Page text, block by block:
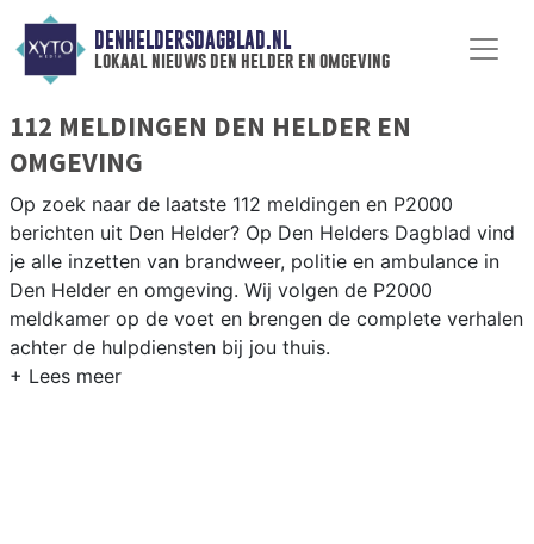
DENHELDERSDAGBLAD.NL
lokaal nieuws den helder en omgeving
112 MELDINGEN DEN HELDER EN
OMGEVING
Op zoek naar de laatste 112 meldingen en P2000
berichten uit Den Helder? Op Den Helders Dagblad vind
je alle inzetten van brandweer, politie en ambulance in
Den Helder en omgeving. Wij volgen de P2000
meldkamer op de voet en brengen de complete verhalen
achter de hulpdiensten bij jou thuis.